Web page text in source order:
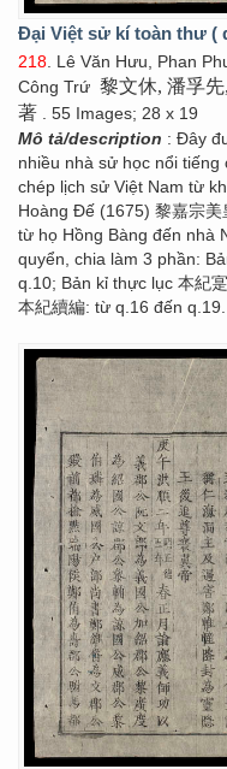
Đại Việt sử kí toàn thư (
218. Lê Văn Hưu, Phan
Công Trứ 黎文休, 潘孚
著 . 55 Images; 28 x 19
Mô tả/description : Đây
nhiều nhà sử học nổi
chép lịch sử Việt Nam từ
Hoàng Đế (1675) 黎嘉宗
từ họ Hồng Bàng đến nhà
quyển, chia làm 3 phần:
q.10; Bản kỉ thực lục 本紀
本紀續編: từ q.16 đến q.19.